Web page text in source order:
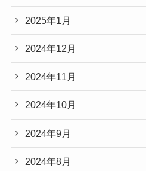
2025年1月
2024年12月
2024年11月
2024年10月
2024年9月
2024年8月